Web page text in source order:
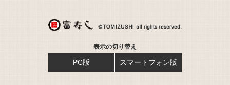
表示の切り替え
PC版 スマートフォン版